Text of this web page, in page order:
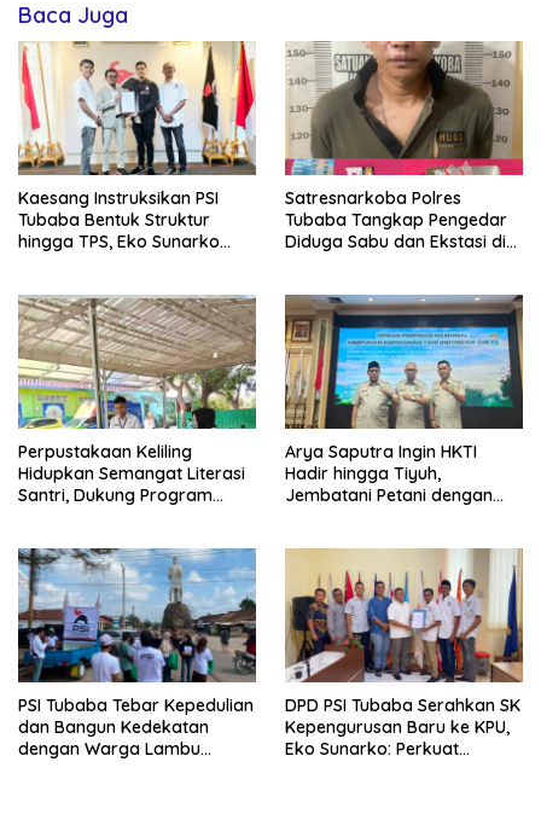
Baca Juga
Kaesang Instruksikan PSI
Tubaba Bentuk Struktur
hingga TPS, Eko Sunarko
Satresnarkoba Polres
Tubaba Tangkap Pengedar
Diduga Sabu dan Ekstasi di
Perpustakaan Keliling
Hidupkan Semangat Literasi
Santri, Dukung Program
Arya Saputra Ingin HKTI
Hadir hingga Tiyuh,
Jembatani Petani dengan
PSI Tubaba Tebar Kepedulian
dan Bangun Kedekatan
dengan Warga Lambu
DPD PSI Tubaba Serahkan SK
Kepengurusan Baru ke KPU,
Eko Sunarko: Perkuat